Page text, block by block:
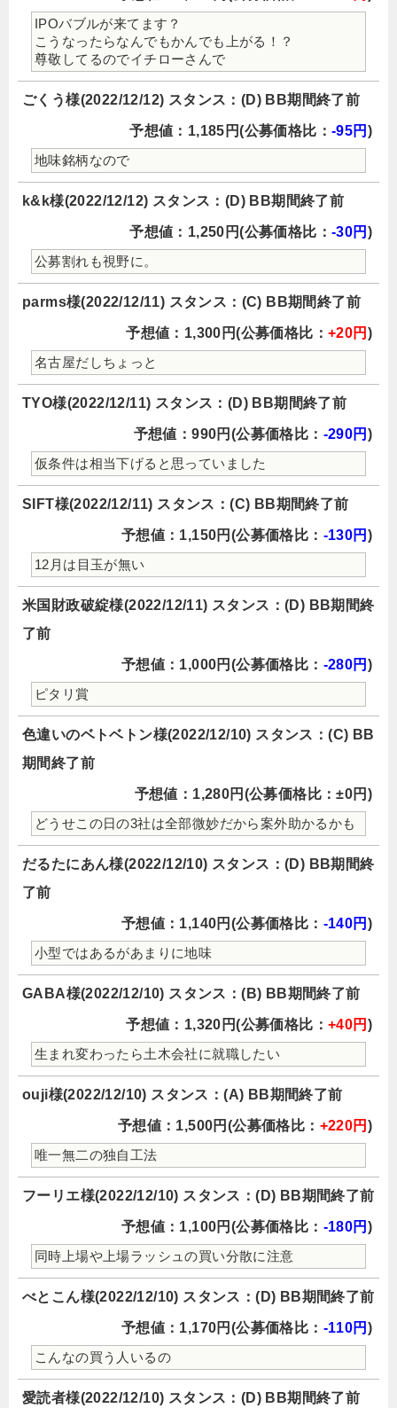
IPOバブルが来てます？
こうなったらなんでもかんでも上がる！？
尊敬してるのでイチローさんで
ごくう様(2022/12/12) スタンス：(D) BB期間終了前
予想値：1,185円(公募価格比： -95円 )
地味銘柄なので
k&k様(2022/12/12) スタンス：(D) BB期間終了前
予想値：1,250円(公募価格比： -30円 )
公募割れも視野に。
parms様(2022/12/11) スタンス：(C) BB期間終了前
予想値：1,300円(公募価格比： +20円 )
名古屋だしちょっと
TYO様(2022/12/11) スタンス：(D) BB期間終了前
予想値：990円(公募価格比： -290円 )
仮条件は相当下げると思っていました
SIFT様(2022/12/11) スタンス：(C) BB期間終了前
予想値：1,150円(公募価格比： -130円 )
12月は目玉が無い
米国財政破綻様(2022/12/11) スタンス：(D) BB期間終
了前
予想値：1,000円(公募価格比： -280円 )
ピタリ賞
色違いのベトベトン様(2022/12/10) スタンス：(C) BB
期間終了前
予想値：1,280円(公募価格比：±0円)
どうせこの日の3社は全部微妙だから案外助かるかも
だるたにあん様(2022/12/10) スタンス：(D) BB期間終
了前
予想値：1,140円(公募価格比： -140円 )
小型ではあるがあまりに地味
GABA様(2022/12/10) スタンス：(B) BB期間終了前
予想値：1,320円(公募価格比： +40円 )
生まれ変わったら土木会社に就職したい
ouji様(2022/12/10) スタンス：(A) BB期間終了前
予想値：1,500円(公募価格比： +220円 )
唯一無二の独自工法
フーリエ様(2022/12/10) スタンス：(D) BB期間終了前
予想値：1,100円(公募価格比： -180円 )
同時上場や上場ラッシュの買い分散に注意
べとこん様(2022/12/10) スタンス：(D) BB期間終了前
予想値：1,170円(公募価格比： -110円 )
こんなの買う人いるの
愛読者様(2022/12/10) スタンス：(D) BB期間終了前